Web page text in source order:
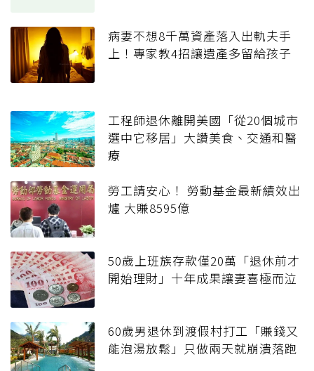
病妻不想8千萬資產落入出軌夫手
上！專家教4招讓遺產多留給孩子
工程師退休離開美國「從20個城市
選中它移居」大讚美食、交通和醫
療
勞工請安心！ 勞動基金最新績效出
爐 大賺8595億
50歲上班族存款僅20萬「退休前才
開始理財」十年成果讓妻喜極而泣
60歲男退休到渡假村打工「賺錢又
能泡湯放鬆」只做兩天就崩潰落跑